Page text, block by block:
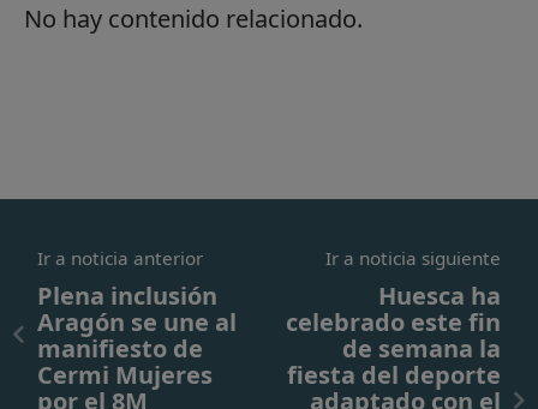
No hay contenido relacionado.
Ir a noticia anterior
Plena inclusión
Aragón se une al
manifiesto de
Cermi Mujeres
por el 8M
Ir a noticia siguiente
Huesca ha
celebrado este fin
de semana la
fiesta del deporte
adaptado con el